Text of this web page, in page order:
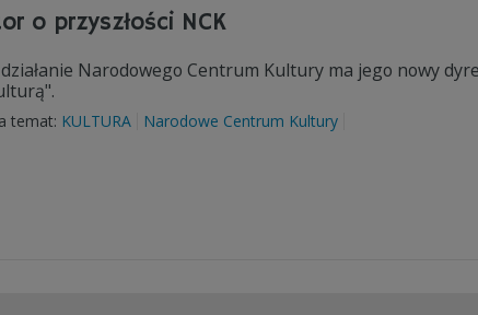
o przyszłości NCK
Narodowego Centrum Kultury ma jego nowy
temat: KULTURA Narodowe Centrum Kultury